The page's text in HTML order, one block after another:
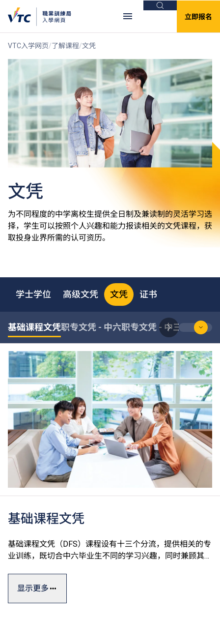
搜索
立即报名
VTC入学网页 了解课程 文凭
文凭
为不同程度的中学离校生提供全日制及兼读制的灵活学习选
择，学生可以按照个人兴趣和能力报读相关的文凭课程，获
取投身业界所需的认可资历。
学士学位 高级文凭 文凭 证书
基础课程文凭职专文凭 - 中六职专文凭 - 中三至中五
基础课程文凭
基础课程文凭（DFS）课程设有十三个分流，提供相关的专
业训练，既切合中六毕业生不同的学习兴趣，同时兼顾其升
讯科技学院（HKIIT）及青年学院（YC）开办，全属政府资
助。
显示更多